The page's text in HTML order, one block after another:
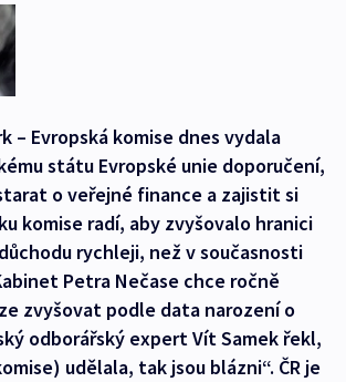
– Evropská komise dnes vydala
státu Evropské unie doporučení,
o veřejné finance a zajistit si
komise radí, aby zvyšovalo hranici
rychleji, než v současnosti
Petra Nečase chce ročně
zvyšovat podle data narození o
odborářský expert Vít Samek řekl,
udělala, tak jsou blázni“. ČR je